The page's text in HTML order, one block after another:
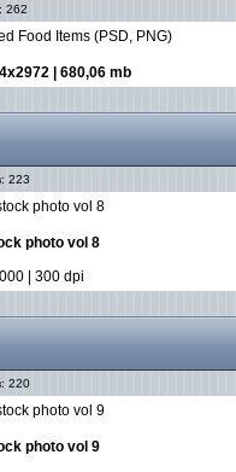
262
| 680,06 mb
223
photo vol 8
| 300 dpi
220
photo vol 9